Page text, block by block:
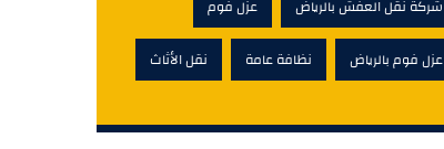
شركة نقل العفش بالرياض عزل فوم
عزل فوم بالرياض نظافة عامة نقل الأثاث